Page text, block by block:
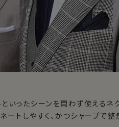
ったシーンを問わず使えるネク
ートしやすく、かつシャープで